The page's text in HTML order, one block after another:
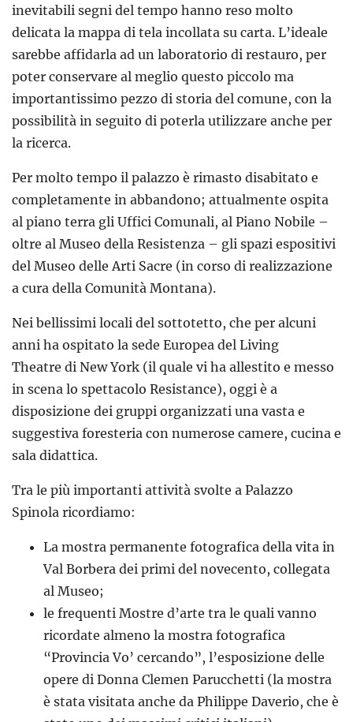
inevitabili segni del tempo hanno reso molto
delicata la mappa di tela incollata su carta. L’ideale
sarebbe affidarla ad un laboratorio di restauro, per
poter conservare al meglio questo piccolo ma
importantissimo pezzo di storia del comune, con la
possibilità in seguito di poterla utilizzare anche per
la ricerca.
Per molto tempo il palazzo è rimasto disabitato e
completamente in abbandono; attualmente ospita
al piano terra gli Uffici Comunali, al Piano Nobile –
oltre al Museo della Resistenza – gli spazi espositivi
del Museo delle Arti Sacre (in corso di realizzazione
a cura della Comunità Montana).
Nei bellissimi locali del sottotetto, che per alcuni
anni ha ospitato la sede Europea del Living
Theatre di New York (il quale vi ha allestito e messo
in scena lo spettacolo Resistance), oggi è a
disposizione dei gruppi organizzati una vasta e
suggestiva foresteria con numerose camere, cucina e
sala didattica.
Tra le più importanti attività svolte a Palazzo
Spinola ricordiamo:
La mostra permanente fotografica della vita in
Val Borbera dei primi del novecento, collegata
al Museo;
le frequenti Mostre d’arte tra le quali vanno
ricordate almeno la mostra fotografica
“Provincia Vo’ cercando”, l’esposizione delle
opere di Donna Clemen Parucchetti (la mostra
è stata visitata anche da Philippe Daverio, che è